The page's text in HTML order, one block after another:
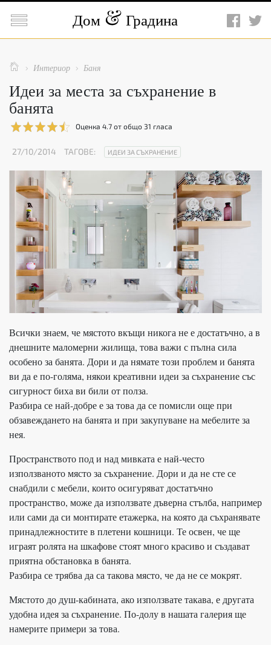
 Дом Градина
  Интериор  Баня
Идеи за места за съхранение в
банята
Оценка 4.7 от общо 31 гласа
27/10/2014 ТАГОВЕ: ИДЕИ ЗА СЪХРАНЕНИЕ
Всички знаем, че мястото вкъщи никога не е достатъчно, а в
днешните маломерни жилища, това важи с пълна сила
особено за банята. Дори и да нямате този проблем и банята
ви да е по-голяма, някои креативни идеи за съхранение със
сигурност биха ви били от полза.
Разбира се най-добре е за това да се помисли още при
обзавеждането на банята и при закупуване на мебелите за
нея.
Пространството под и над мивката е най-често
използваното място за съхранение. Дори и да не сте се
снабдили с мебели, които осигуряват достатъчно
пространство, може да използвате дъверна стълба, например
или сами да си монтирате етажерка, на която да съхранявате
принадлежностите в плетени кошници. Те освен, че ще
играят ролята на шкафове стоят много красиво и създават
приятна обстановка в банята.
Разбира се трябва да са такова място, че да не се мокрят.
Мястото до душ-кабината, ако използвате такава, е другата
удобна идея за съхранение. По-долу в нашата галерия ще
намерите примери за това.